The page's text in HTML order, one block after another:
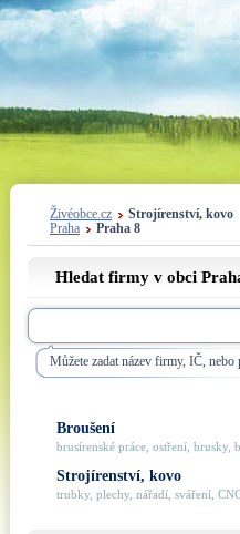
Živéobce.cz
Strojírenství, kovo
Praha
Praha 8
Hledat firmy v obci
Můžete zadat název firmy, IČ,
Broušení
brusírenské práce, ostření, brusky,
Strojírenství, kovo
trubky, plechy, nářadí, sváření,